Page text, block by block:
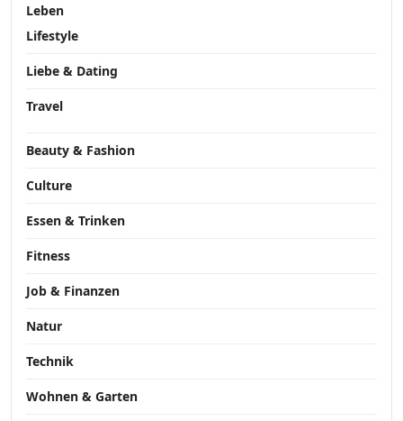
Leben
Lifestyle
Liebe & Dating
Travel
Beauty & Fashion
Culture
Essen & Trinken
Fitness
Job & Finanzen
Natur
Technik
Wohnen & Garten